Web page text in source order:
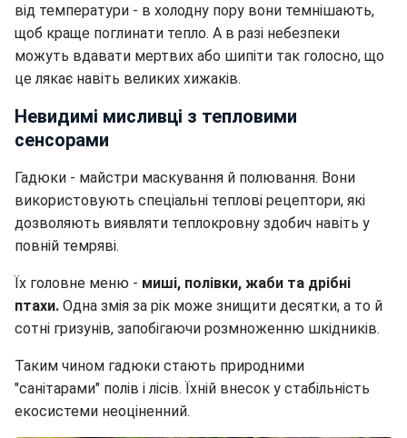
від температури - в холодну пору вони темнішають,
щоб краще поглинати тепло. А в разі небезпеки
можуть вдавати мертвих або шипіти так голосно, що
це лякає навіть великих хижаків.
Невидимі мисливці з тепловими
сенсорами
Гадюки - майстри маскування й полювання. Вони
використовують спеціальні теплові рецептори, які
дозволяють виявляти теплокровну здобич навіть у
повній темряві.
Їх головне меню - миші, полівки, жаби та дрібні
птахи. Одна змія за рік може знищити десятки, а то й
сотні гризунів, запобігаючи розмноженню шкідників.
Таким чином гадюки стають природними
"санітарами" полів і лісів. Їхній внесок у стабільність
екосистеми неоціненний.